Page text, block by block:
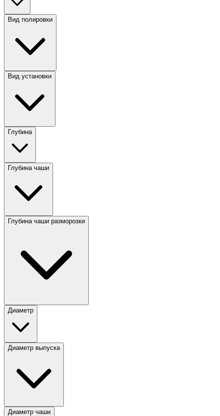
Вид полировки
Вид установки
Глубина
Глубина чаши
Глубина чаши разморозки
Диаметр
Диаметр выпуска
Диаметр чаши